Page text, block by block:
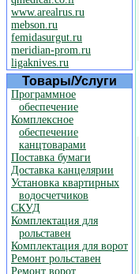
www.arealrus.ru
mebson.ru
femidasurgut.ru
meridian-prom.ru
ligaknives.ru
Товары/Услуги
Программное
обеспечение
Комплексное
обеспечение
канцтоварами
Поставка бумаги
Доставка канцелярии
Установка квартирных
водосчетчиков
СКУД
Комплектация для
рольставен
Комплектация для ворот
Ремонт рольставен
Ремонт ворот